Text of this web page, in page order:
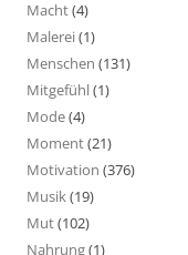
Macht(4)
Malerei(1)
Menschen (131)
Mitgefühl(1)
Mode(4)
Moment(21)
Motivation (376)
Musik(19)
Mut(102)
Nahrung(1)